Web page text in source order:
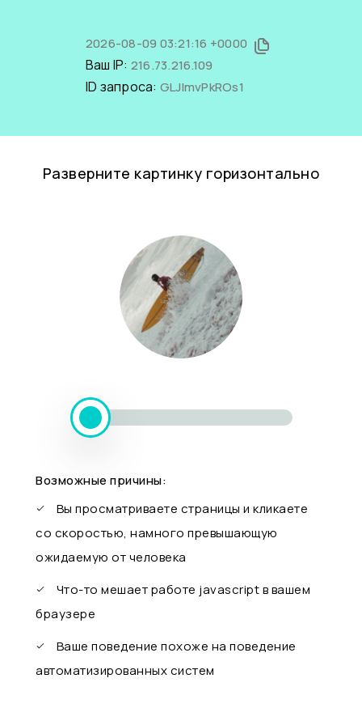
2026-08-09 03:21:16 +0000
Ваш IP: 216.73.216.109
ID запроса: GLJlmvPkROs1
Разверните картинку горизонтально
Возможные причины:
Вы просматриваете страницы и кликаете
со скоростью, намного превышающую
ожидаемую от человека
Что-то мешает работе javascript в вашем
браузере
Ваше поведение похоже на поведение
автоматизированных систем